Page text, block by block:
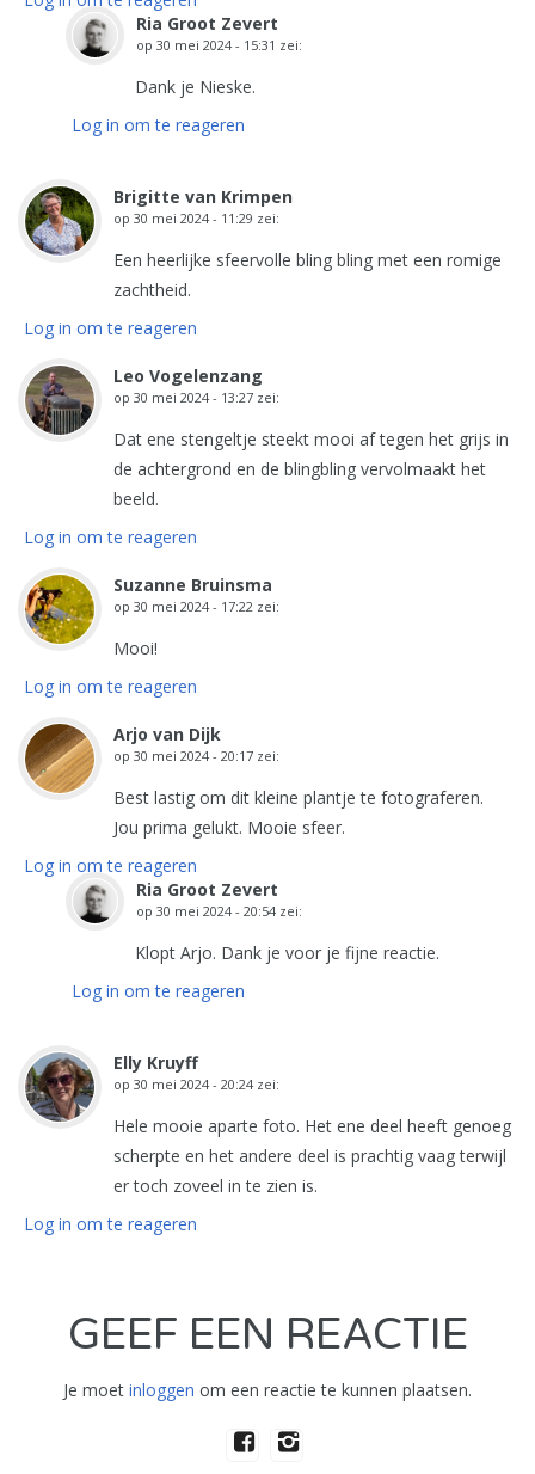
Ria Groot Zevert
op 30 mei 2024 - 15:31 zei:
Dank je Nieske.
Log in om te reageren
Brigitte van Krimpen
op 30 mei 2024 - 11:29 zei:
Een heerlijke sfeervolle bling bling met een romige
zachtheid.
Log in om te reageren
Leo Vogelenzang
op 30 mei 2024 - 13:27 zei:
Dat ene stengeltje steekt mooi af tegen het grijs in
de achtergrond en de blingbling vervolmaakt het
beeld.
Log in om te reageren
Suzanne Bruinsma
op 30 mei 2024 - 17:22 zei:
Mooi!
Log in om te reageren
Arjo van Dijk
op 30 mei 2024 - 20:17 zei:
Best lastig om dit kleine plantje te fotograferen.
Jou prima gelukt. Mooie sfeer.
Log in om te reageren
Ria Groot Zevert
op 30 mei 2024 - 20:54 zei:
Klopt Arjo. Dank je voor je fijne reactie.
Log in om te reageren
Elly Kruyff
op 30 mei 2024 - 20:24 zei:
Hele mooie aparte foto. Het ene deel heeft genoeg
scherpte en het andere deel is prachtig vaag terwijl
er toch zoveel in te zien is.
Log in om te reageren
GEEF EEN REACTIE
Je moet inloggen om een reactie te kunnen plaatsen.